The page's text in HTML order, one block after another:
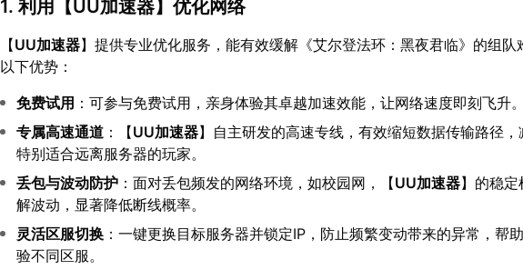
1. 利用【UU加速器】优化网络
【UU加速器】提供专业优化服务，能有效缓解《艾尔登法环：黑夜君临》的组队
以下优势：
免费试用 ：可参与免费试用，亲身体验其卓越加速效能，让网络速度即刻飞升
专属高速通道 ：【UU加速器】自主研发的高速专线，有效缩短数据传输路径
特别适合远离服务器的玩家。
丢包与波动防护 ：面对丢包频发的网络环境，如校园网，【UU加速器】的稳
解波动，显著降低断线概率。
灵活区服切换 ：一键更换目标服务器并锁定IP，防止频繁变动带来的异常，帮
验不同区服。